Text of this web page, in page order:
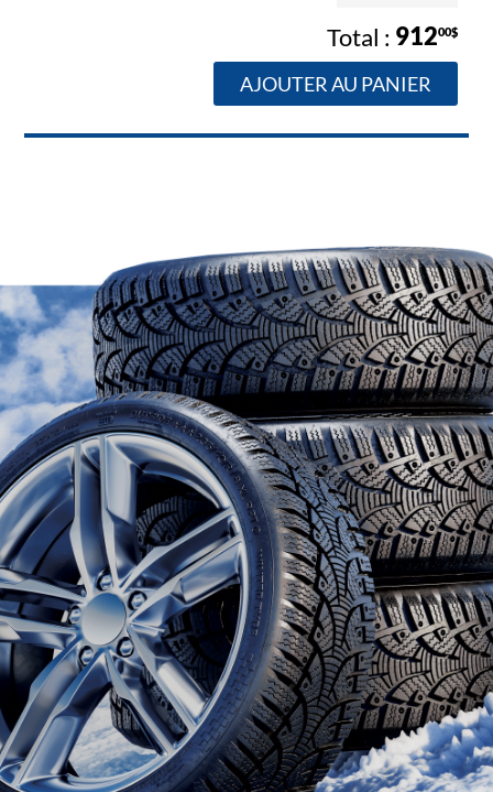
91200$
AJOUTER AU PANIER